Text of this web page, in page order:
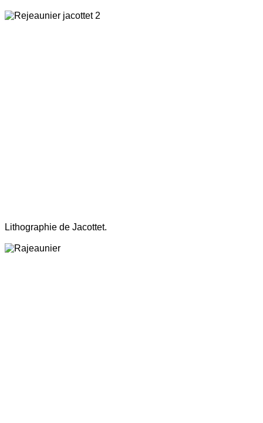
Lithographie de Jacottet.